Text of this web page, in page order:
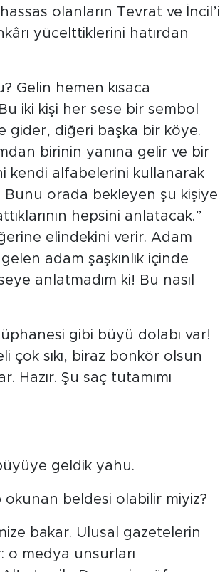
olanların Tevrat ve İncil’i
yücelttiklerini hatırdan
Gelin hemen kısaca
iki kişi her sese bir sembol
gider, diğeri başka bir köye.
birinin yanına gelir ve bir
kendi alfabelerini kullanarak
orada bekleyen şu kişiye
hepsini anlatacak.”
elindekini verir. Adam
adam şaşkınlık içinde
anlatmadım ki! Bu nasıl
gibi büyü dolabı var!
çok sıkı, biraz bonkör olsun
Hazır. Şu saç tutamımı
geldik yahu.
beldesi olabilir miyiz?
bakar. Ulusal gazetelerin
o medya unsurları